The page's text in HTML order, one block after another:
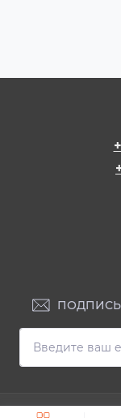
ИНФОРМАЦИЯ